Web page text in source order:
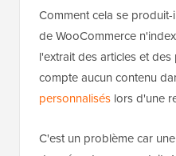
Comment cela se
de WooCommerce
l'extrait des articles et
compte aucun contenu
personnalisés lors d'une
C'est un problème car